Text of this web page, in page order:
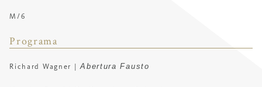
M/6
Programa
Richard Wagner | Abertura Fausto